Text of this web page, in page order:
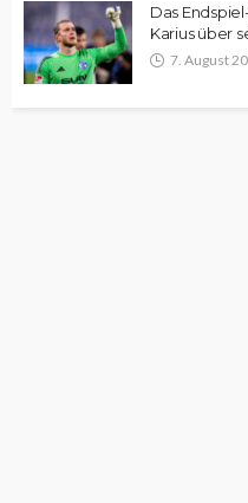
Das
Karius über
7. August